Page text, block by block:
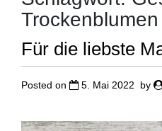
Trockenblumen
Für die liebste
Posted on 5. Mai 2022 by